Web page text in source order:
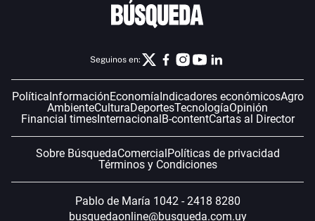
Seguinos en:
PolíticaInformaciónEconomíaIndicadores económicosAgro
AmbienteCulturaDeportesTecnologíaOpinión
Financial timesInternacionalB-contentCartas al Director
Sobre BúsquedaComercialPolíticas de privacidad
Términos y Condiciones
Pablo de María 1042 - 2418 8280
busquedaonline@busqueda.com.uy